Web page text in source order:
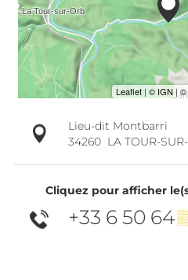
Lieu-dit Montbarri
34260 LA TOUR-
Cliquez pour afficher
+33 6 50 64